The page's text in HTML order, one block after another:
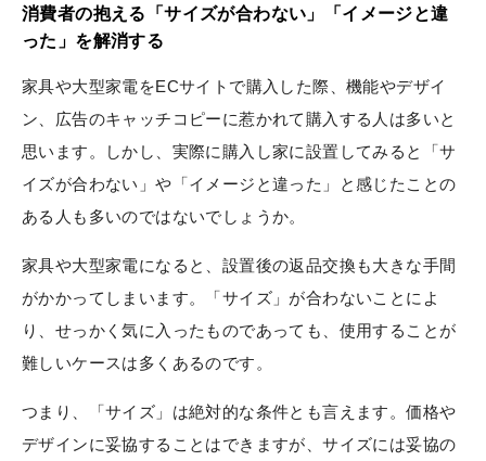
消費者の抱える「サイズが合わない」「イメージと違
った」を解消する
家具や大型家電をECサイトで購入した際、機能やデザイ
ン、広告のキャッチコピーに惹かれて購入する人は多いと
思います。しかし、実際に購入し家に設置してみると「サ
イズが合わない」や「イメージと違った」と感じたことの
ある人も多いのではないでしょうか。
家具や大型家電になると、設置後の返品交換も大きな手間
がかかってしまいます。「サイズ」が合わないことによ
り、せっかく気に入ったものであっても、使用することが
難しいケースは多くあるのです。
つまり、「サイズ」は絶対的な条件とも言えます。価格や
デザインに妥協することはできますが、サイズには妥協の